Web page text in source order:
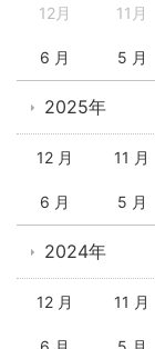
12月 11月
6 月 5 月
2025年
12 月 11 月
6 月 5 月
2024年
12 月 11 月